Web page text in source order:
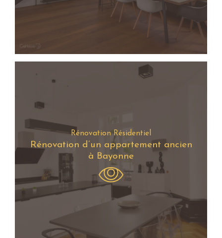
Rénovation Résidentiel
Rénovation d’un appartement ancien
à Bayonne